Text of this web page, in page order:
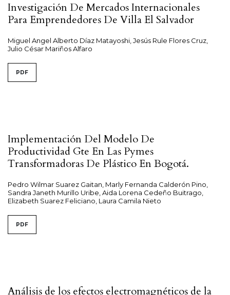
Investigación De Mercados Internacionales
Para Emprendedores De Villa El Salvador
Miguel Angel Alberto Díaz Matayoshi, Jesús Rule Flores Cruz,
Julio César Mariños Alfaro
PDF
Implementación Del Modelo De
Productividad Gte En Las Pymes
Transformadoras De Plástico En Bogotá.
Pedro Wilmar Suarez Gaitan, Marly Fernanda Calderón Pino,
Sandra Janeth Murillo Uribe, Aida Lorena Cedeño Buitrago,
Elizabeth Suarez Feliciano, Laura Camila Nieto
PDF
Análisis de los efectos electromagnéticos de la